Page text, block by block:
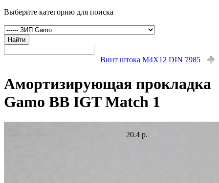
Выберите категорию для поиска
Найти
Винт штока M4X12 DIN 7985
Амортизирующая прокладка
Gamo BB IGT Match 1
20.4 р.